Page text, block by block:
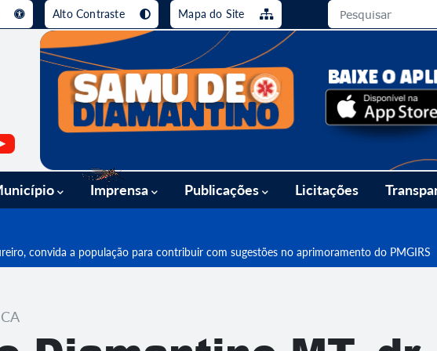
[alt+3] Ir para o rodapé [alt+4]
Alto Contraste Mapa do Site
Imprensa Publicações Licitações
convida a população para contribuir com sugestões no aprimoramento do PMGIRS